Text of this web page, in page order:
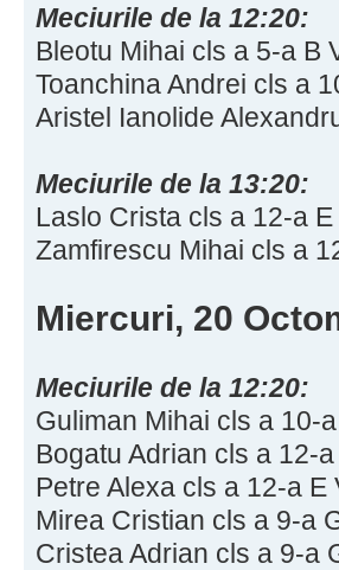
Meciurile de la 12:20:
Bleotu Mihai cls a 5-a B
Toanchina Andrei cls a
Aristel Ianolide
Meciurile de la 13:20:
Laslo Crista cls a 12-a
Zamfirescu Mihai cls a
Miercuri, 20
Meciurile de la 12:20:
Guliman Mihai cls a 10-
Bogatu Adrian cls a 12-
Petre Alexa cls a 12-a
Mirea Cristian cls a 9-a
Cristea Adrian cls a 9-a